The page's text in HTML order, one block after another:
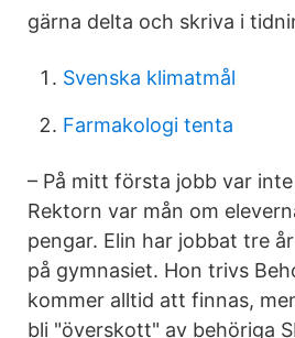
gärna delta och skriva i
Svenska klimatmål
Farmakologi tenta
– På mitt första jobb var
Rektorn var mån om
pengar. Elin har jobbat tre
på gymnasiet. Hon trivs
kommer alltid att finnas,
bli "överskott" av behöriga